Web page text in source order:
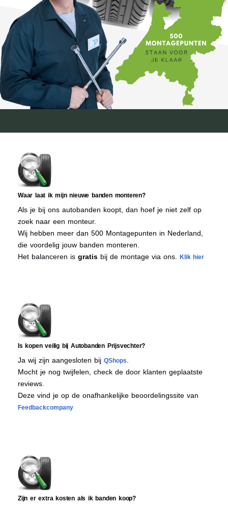
Waar laat ik mijn nieuwe banden monteren?
Als je bij ons autobanden koopt, dan hoef je niet zelf op
zoek naar een monteur.
Wij hebben meer dan 500 Montagepunten in Nederland,
die voordelig jouw banden monteren.
Het balanceren is gratis bij de montage via ons. Klik hier
Is kopen veilig bij Autobanden Prijsvechter?
Ja wij zijn aangesloten bij QShops
Mocht je nog twijfelen, check de door klanten geplaatste
reviews.
Deze vind je op de onafhankelijke beoordelingssite van
Feedbackcompany
Zijn er extra kosten als ik banden koop?